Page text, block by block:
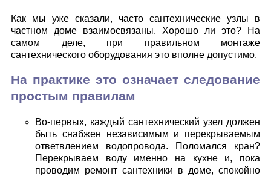
Как мы уже сказали, часто сантехнические узлы в
частном доме взаимосвязаны. Хорошо ли это? На
самом деле, при правильном монтаже
сантехнического оборудования это вполне допустимо.
На практике это означает следование
простым правилам
Во-первых, каждый сантехнический узел должен
быть снабжен независимым и перекрываемым
ответвлением водопровода. Поломался кран?
Перекрываем воду именно на кухне и, пока
проводим ремонт сантехники в доме, спокойно